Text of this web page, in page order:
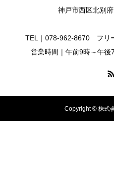
神戸市西区北別
TEL｜078-962-8670 フリ
営業時間｜午前9時～午
Copyright © 株式